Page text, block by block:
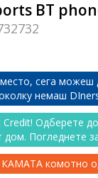
BT
сега можеш
немаш
Credit! Одберете до
Погледнете
КАМАТА комотно